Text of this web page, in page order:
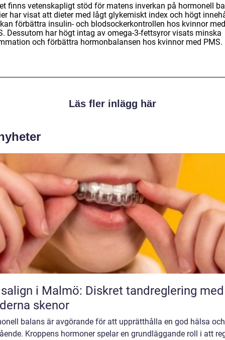
finns vetenskapligt stöd för matens inverkan på hormonell
har visat att dieter med lågt glykemiskt index och högt
förbättra insulin- och blodsockerkontrollen hos kvinnor med
Dessutom har högt intag av omega-3-fettsyror visats minska
och förbättra hormonbalansen hos kvinnor med PMS.
Läs fler inlägg här
i Malmö: Diskret tandreglering med
skenor
balans är avgörande för att upprätthålla en god hälsa och
Kroppens hormoner spelar en grundläggande roll i att